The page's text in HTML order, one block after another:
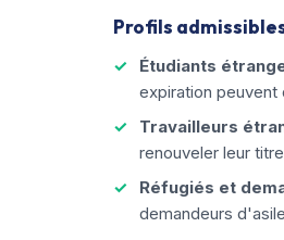
Profils
Étudiants
expiration peuvent
Travailleurs
renouveler leur
Réfugiés et
demandeurs